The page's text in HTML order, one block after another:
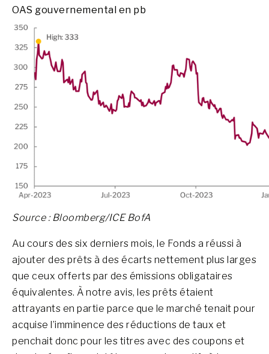
OAS gouvernemental en pb
Source : Bloomberg/ICE BofA
Au cours des six derniers mois, le Fonds a réussi à
ajouter des prêts à des écarts nettement plus larges
que ceux offerts par des émissions obligataires
équivalentes. À notre avis, les prêts étaient
attrayants en partie parce que le marché tenait pour
acquise l’imminence des réductions de taux et
penchait donc pour les titres avec des coupons et